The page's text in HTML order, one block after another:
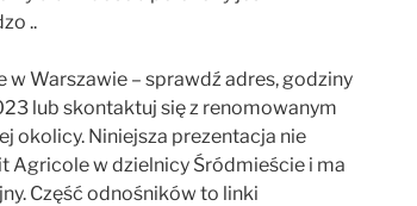
..
w Warszawie – sprawdź adres, godziny
lub skontaktuj się z renomowanym
okolicy. Niniejsza prezentacja nie
Agricole w dzielnicy Śródmieście i ma
Część odnośników to linki